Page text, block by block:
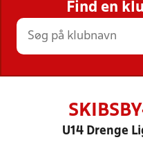
STILLINGER,
Find en
U14 Drenge